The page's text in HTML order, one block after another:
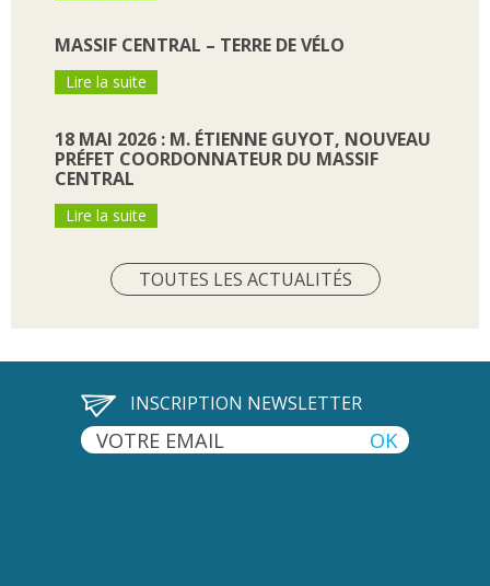
MASSIF CENTRAL – TERRE DE VÉLO
Lire la suite
18 MAI 2026 : M. ÉTIENNE GUYOT, NOUVEAU
PRÉFET COORDONNATEUR DU MASSIF
CENTRAL
Lire la suite
TOUTES LES ACTUALITÉS
INSCRIPTION NEWSLETTER